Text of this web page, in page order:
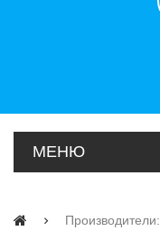
МЕНЮ
Производители: